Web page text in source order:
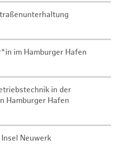
im Hamburger Hafen
in der
Hamburger Hafen
Neuwerk